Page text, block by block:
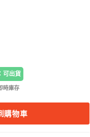
位柱魔術手臂
可出貨
時庫存
ARM 定位柱魔術手臂
ARM 定位柱
購物車